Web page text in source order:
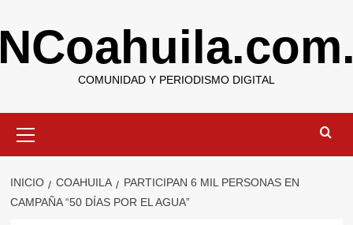
al
contenido
COMUNIDAD Y PERIODISMO DIGITAL
primario
INICIO COAHUILA
PARTICIPAN 6 MIL PERSONAS EN
CAMPAÑA “50 DÍAS POR EL AGUA”